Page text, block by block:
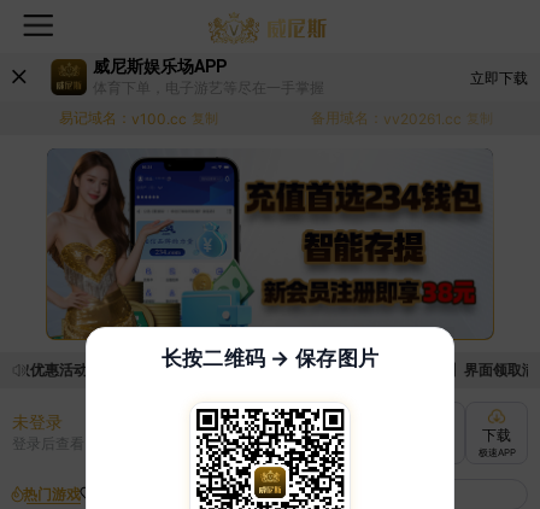
威尼斯娱乐场APP
体育下单，电子游艺等尽在一手掌握
立即下载
易记域名： v100.cc 复制 备用域名： vv20261.cc 复制
取优惠活动的手续麻烦，已新增优惠系统，现在可以前往【福利中心】界面领取
未登录
登录后查看 充值
快速到账
下载
极速APP
热门游戏
长按二维码 → 保存图片